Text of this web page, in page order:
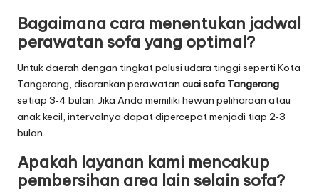
Bagaimana cara menentukan jadwal
perawatan sofa yang optimal?
Untuk daerah dengan tingkat polusi udara tinggi seperti Kota
Tangerang, disarankan perawatan cuci sofa Tangerang
setiap 3‑4 bulan. Jika Anda memiliki hewan peliharaan atau
anak kecil, intervalnya dapat dipercepat menjadi tiap 2‑3
bulan.
Apakah layanan kami mencakup
pembersihan area lain selain sofa?